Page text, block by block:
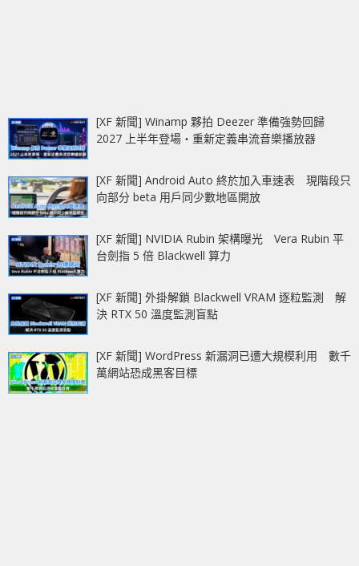
[XF 新聞] Winamp 夥拍 Deezer 準備強勢回歸
2027 上半年登場‧重新定義串流音樂播放器
[XF 新聞] Android Auto 終於加入車速表 現階段只
向部分 beta 用戶同少數地區開放
[XF 新聞] NVIDIA Rubin 架構曝光 Vera Rubin 平
台劍指 5 倍 Blackwell 算力
[XF 新聞] 外掛解鎖 Blackwell VRAM 逐粒監測 解
決 RTX 50 溫度監測盲點
[XF 新聞] WordPress 新漏洞已遭大規模利用 數千
萬網站恐成黑客目標